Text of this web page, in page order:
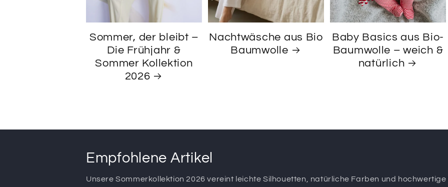
Sommer, der bleibt –
Die Frühjahr &
Sommer Kollektion
2026
Nachtwäsche aus Bio
Baumwolle
Baby Basics aus Bio-
Baumwolle – weich &
natürlich
Empfohlene Artikel
Unsere Sommerkollektion 2026 vereint leichte Silhouetten, natürliche Farben und